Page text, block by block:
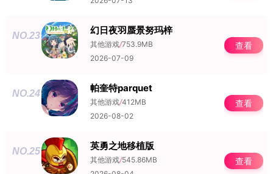
NO.23 幻日夜羽蜃景努玛梓
其他游戏/753.9MB
2026-07-09
查看
NO.24 帕奎特parquet
其他游戏/412MB
2026-08-02
查看
NO.25 英勇之地移植版
其他游戏/545.86MB
查看